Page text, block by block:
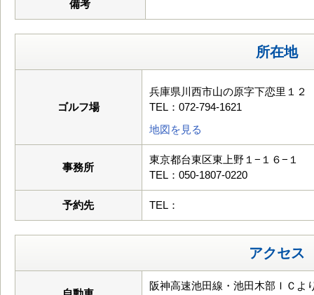
備考
所在地
ゴルフ場
兵庫県川西市山の原字下恋里１２
TEL：072-794-1621
地図を見る
事務所
東京都台東区東上野１−１６−１
TEL：050-1807-0220
予約先 TEL：
アクセス
阪神高速池田線・池田木部ＩＣよ